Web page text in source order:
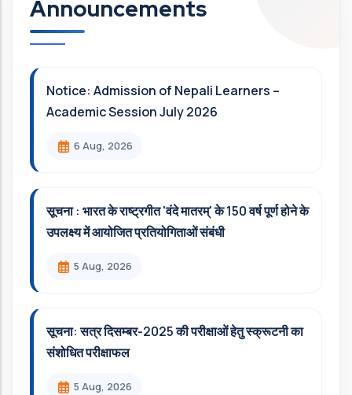
Announcements
Notice: Admission of Nepali Learners –
Academic Session July 2026
6 Aug, 2026
सूचना : भारत के राष्ट्रगीत 'वंदे मातरम्' के 150 वर्ष पूर्ण होने के
उपलक्ष्य में आयोजित प्रतियोगिताओं संबंधी
5 Aug, 2026
सूचना: सत्र दिसम्‍बर-2025 की परीक्षाओं हेतु स्क्रूटनी का
संशोधित परीक्षाफल
5 Aug, 2026